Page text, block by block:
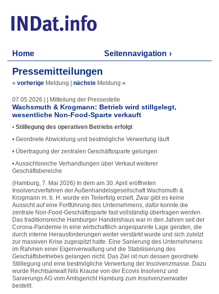
Home Seitennavigation
Pressemitteilungen
« vorherige Meldung nächste Meldung »
07.05.2026 | | Mitteilung der Pressestelle
Wachsmuth & Krogmann: Betrieb wird stillgelegt,
wesentliche Non-Food-Sparte verkauft
• Stilllegung des operativen Betriebs erfolgt
• Geordnete Abwicklung und bestmögliche Verwertung läuft
• Übertragung der zentralen Geschäftssparte gelungen
• Aussichtsreiche Verhandlungen über Verkauf weiterer
Geschäftsbereiche
(Hamburg, 7. Mai 2026) In dem am 30. April eröffneten
Insolvenzverfahren der Außenhandelsgesellschaft Wachsmuth &
Krogmann m. b. H. wurde ein Teilerfolg erzielt. Zwar gibt es keine
Aussicht auf eine Fortführung des Unternehmens, dafür konnte die
zentrale Non-Food-Geschäftssparte fast vollständig übertragen werden.
Das traditionsreiche Hamburger Handelshaus war in den Jahren seit der
Corona-Pandemie in eine wirtschaftlich angespannte Lage geraten, die
durch interne Herausforderungen weiter verstärkt wurde und sich zuletzt
zur massiven Krise zugespitzt hatte. Eine Sanierung des Unternehmens
im Rahmen einer Eigenverwaltung und die Stabilisierung des
Geschäftsbetriebes gelangen nicht. Das Ziel ist nun dessen geordnete
Stilllegung und eine bestmögliche Verwertung der Insolvenzmasse. Dazu
wurde Rechtsanwalt Nils Krause von der Ecovis Insolvenz und
Sanierungs AG vom Amtsgericht Hamburg zum Insolvenzverwalter
bestellt.